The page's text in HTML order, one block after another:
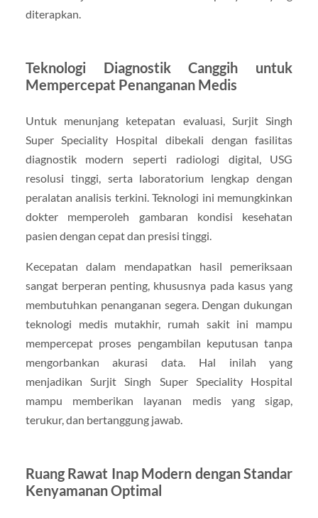
diterapkan.
Teknologi Diagnostik Canggih untuk
Mempercepat Penanganan Medis
Untuk menunjang ketepatan evaluasi, Surjit Singh
Super Speciality Hospital dibekali dengan fasilitas
diagnostik modern seperti radiologi digital, USG
resolusi tinggi, serta laboratorium lengkap dengan
peralatan analisis terkini. Teknologi ini memungkinkan
dokter memperoleh gambaran kondisi kesehatan
pasien dengan cepat dan presisi tinggi.
Kecepatan dalam mendapatkan hasil pemeriksaan
sangat berperan penting, khususnya pada kasus yang
membutuhkan penanganan segera. Dengan dukungan
teknologi medis mutakhir, rumah sakit ini mampu
mempercepat proses pengambilan keputusan tanpa
mengorbankan akurasi data. Hal inilah yang
menjadikan Surjit Singh Super Speciality Hospital
mampu memberikan layanan medis yang sigap,
terukur, dan bertanggung jawab.
Ruang Rawat Inap Modern dengan Standar
Kenyamanan Optimal